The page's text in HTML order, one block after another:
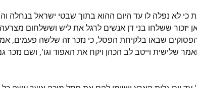
לא נפלה לו עד היום ההוא בתוך שבטי ישראל בנחלה
יזכור ששלחו בני דן אנשים לרגל את ליש וששלחום
שבאו בלקיחת הפסל, כי נזכר זה שלשה פעמים,
שלישית וייטב לב הכהן ויקח את האפוד וגו', ושם